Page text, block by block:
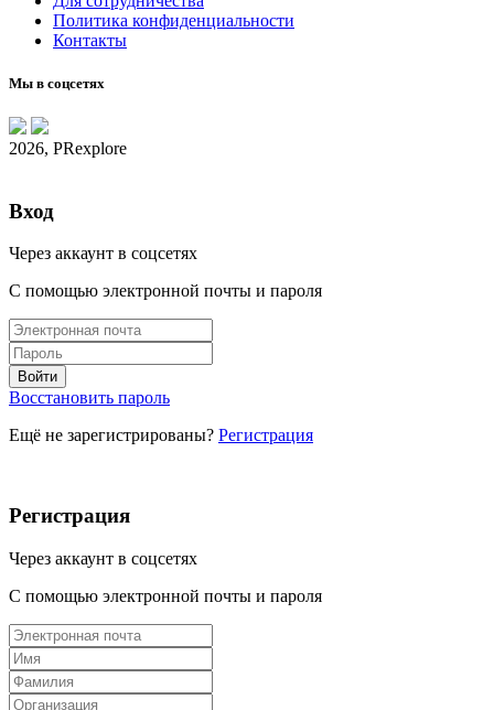
Политика конфиденциальности
Контакты
Мы в соцсетях
2026, PRexplore
Вход
Через аккаунт в соцсетях
С помощью электронной почты и пароля
Восстановить пароль
Ещё не зарегистрированы? Регистрация
Регистрация
Через аккаунт в соцсетях
С помощью электронной почты и пароля